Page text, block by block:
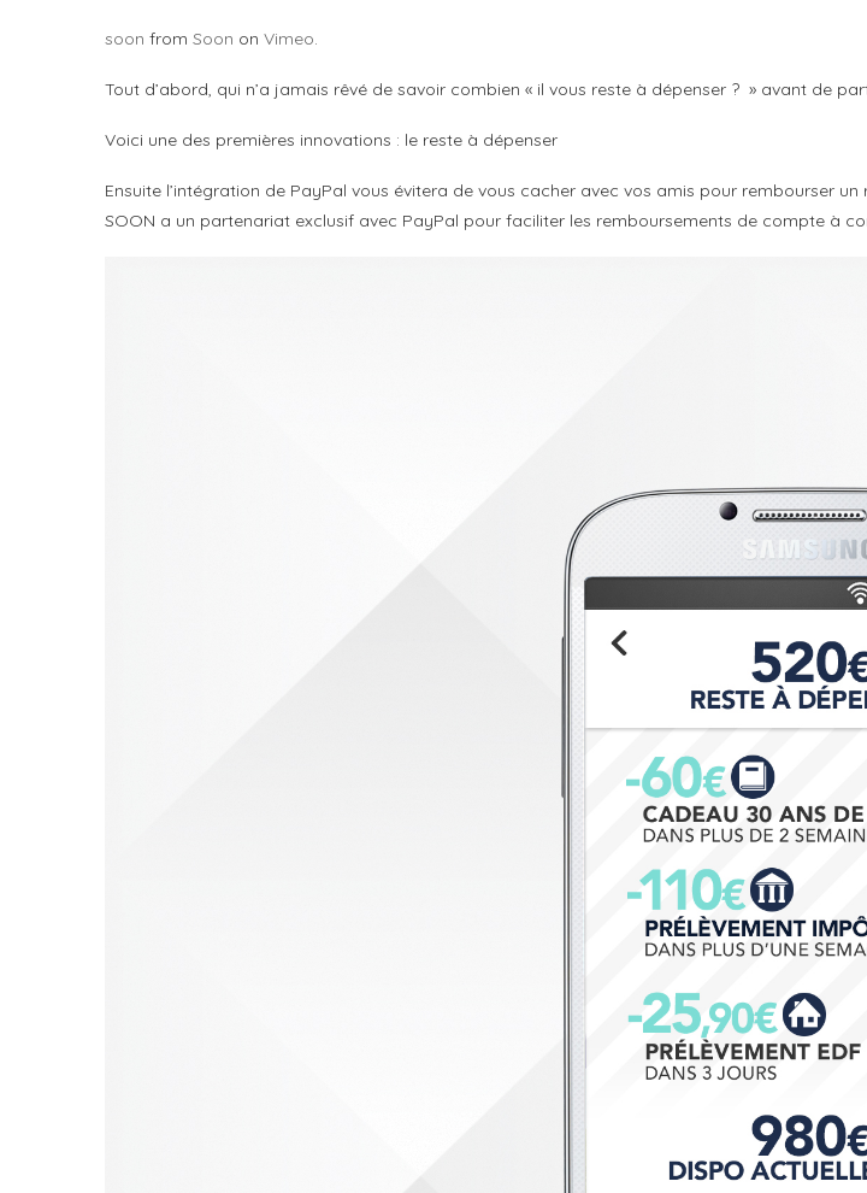
soon from Soon on Vimeo.
Tout d’abord, qui n’a jamais rêvé de savoir combien « il vous reste à dépenser ? » avant de
Voici une des premières innovations : le reste à dépenser
Ensuite l’intégration de PayPal vous évitera de vous cacher avec vos amis pour rembourser
SOON a un partenariat exclusif avec PayPal pour faciliter les remboursements de compte à